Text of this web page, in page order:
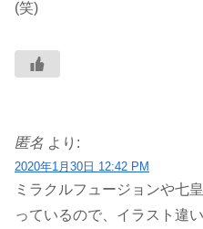
(笑)
匿名 より:
2020年1月30日 12:42 PM
ミラクルフュージョンや七
っているので、イラスト違